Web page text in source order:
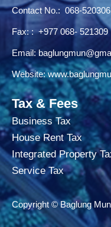
Contact No.: 068-520306
Fax: : +977 068- 521309
Email:
Website:
Tax & Fees
Business Tax
House Rent Tax
Integrated Property
Service Tax
Copyright © Baglung